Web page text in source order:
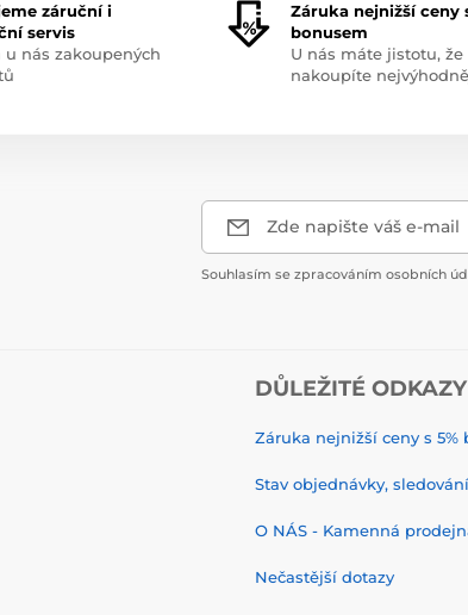
záruční i
servis
u nás zakoupených
Záruka nejnižší ceny
bonusem
U nás máte jistotu, že
nakoupíte
Zde napište váš e-mail
Souhlasím se zpracováním osobních
DŮLEŽITÉ ODKAZY
Záruka nejnižší ceny s 5%
Stav objednávky,
O NÁS - Kamenná
Nečastější dotazy